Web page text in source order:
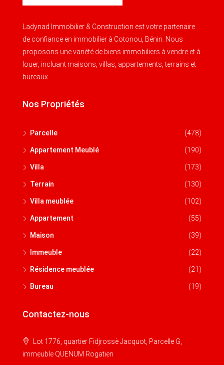
Ladynad Immobilier & Construction est votre partenaire
de confiance en immobilier à Cotonou, Bénin. Nous
proposons une variété de biens immobiliers à vendre et à
louer, incluant maisons, villas, appartements, terrains et
bureaux.
Nos Propriétés
Parcelle (478)
Appartement Meublé (190)
Villa (173)
Terrain (130)
Villa meublée (102)
Appartement (55)
Maison (39)
Immeuble (22)
Résidence meublée (21)
Bureau (19)
Contactez-nous
Lot 1776, quartier Fidjrossè Jacquot, Parcelle G,
immeuble QUENUM Rogatien